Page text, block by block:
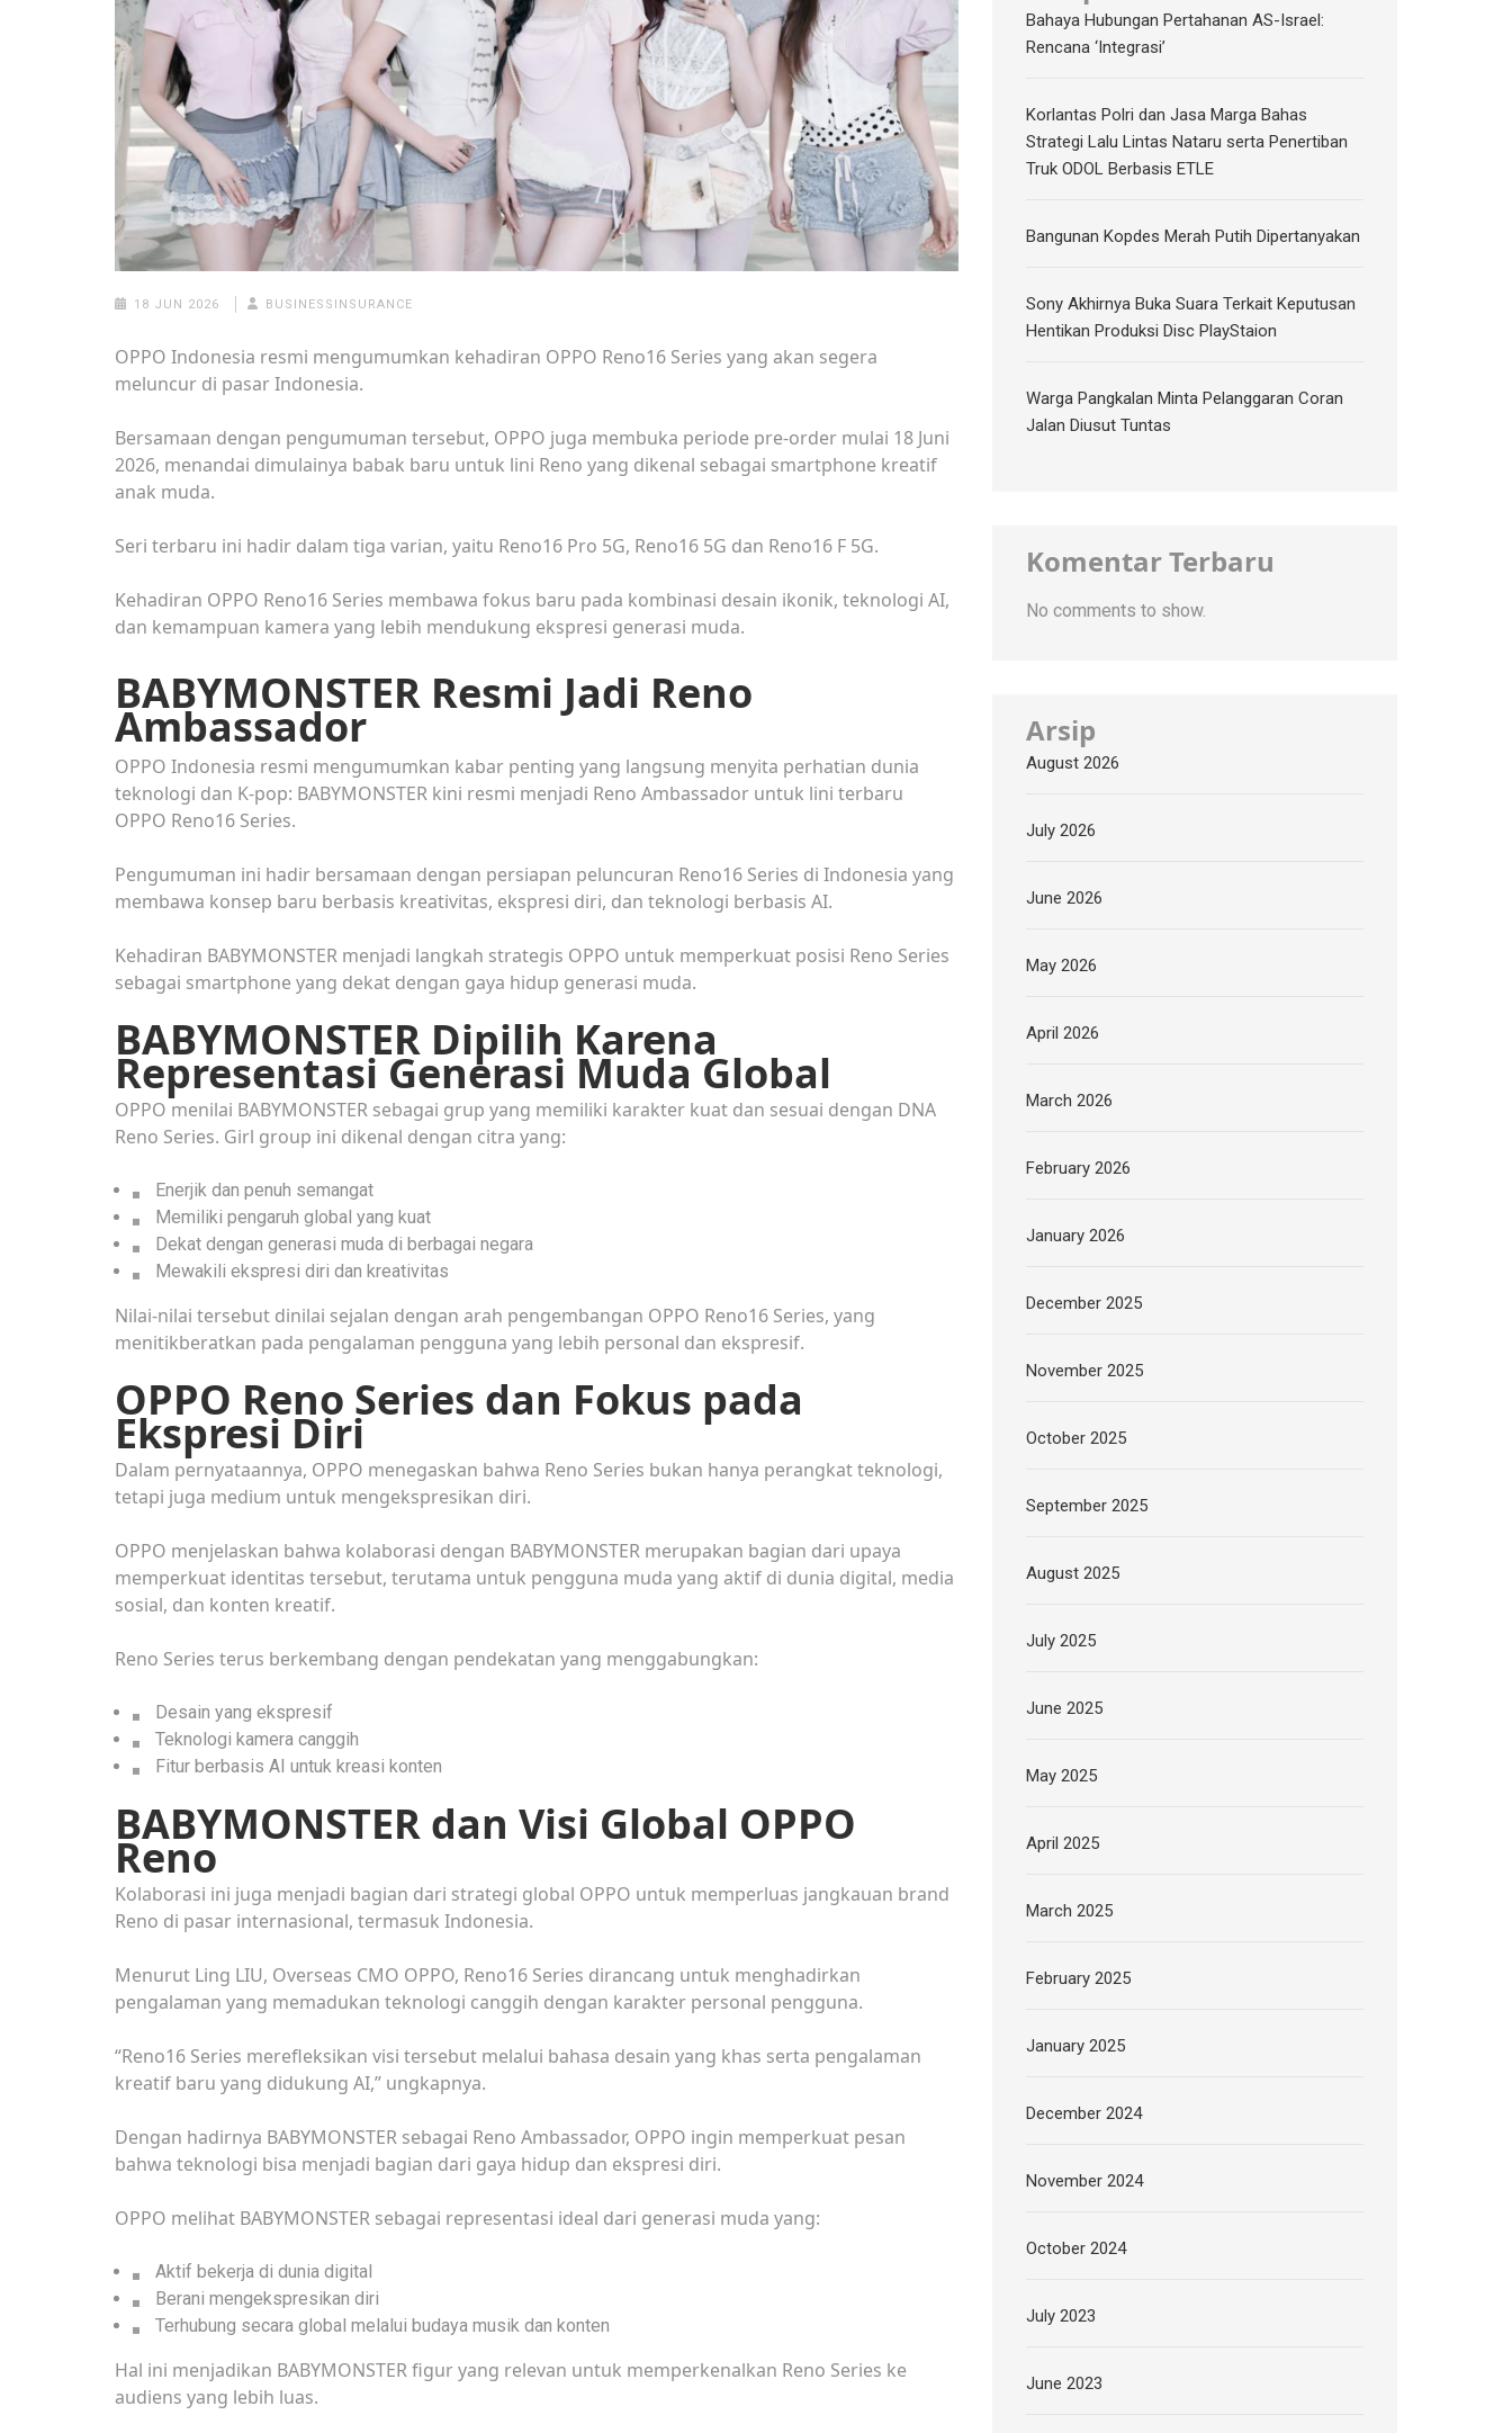
18 JUN 2026 BUSINESSINSURANCE
OPPO Indonesia resmi mengumumkan kehadiran OPPO Reno16 Series yang akan segera
meluncur di pasar Indonesia.
Bersamaan dengan pengumuman tersebut, OPPO juga membuka periode pre-order mulai 18 Juni
2026, menandai dimulainya babak baru untuk lini Reno yang dikenal sebagai smartphone kreatif
anak muda.
Seri terbaru ini hadir dalam tiga varian, yaitu Reno16 Pro 5G, Reno16 5G dan Reno16 F 5G.
Kehadiran OPPO Reno16 Series membawa fokus baru pada kombinasi desain ikonik, teknologi AI,
dan kemampuan kamera yang lebih mendukung ekspresi generasi muda.
BABYMONSTER Resmi Jadi Reno
Ambassador
OPPO Indonesia resmi mengumumkan kabar penting yang langsung menyita perhatian dunia
teknologi dan K-pop: BABYMONSTER kini resmi menjadi Reno Ambassador untuk lini terbaru
OPPO Reno16 Series.
Pengumuman ini hadir bersamaan dengan persiapan peluncuran Reno16 Series di Indonesia yang
membawa konsep baru berbasis kreativitas, ekspresi diri, dan teknologi berbasis AI.
Kehadiran BABYMONSTER menjadi langkah strategis OPPO untuk memperkuat posisi Reno Series
sebagai smartphone yang dekat dengan gaya hidup generasi muda.
BABYMONSTER Dipilih Karena
Representasi Generasi Muda Global
OPPO menilai BABYMONSTER sebagai grup yang memiliki karakter kuat dan sesuai dengan DNA
Reno Series. Girl group ini dikenal dengan citra yang:
Enerjik dan penuh semangat
Memiliki pengaruh global yang kuat
Dekat dengan generasi muda di berbagai negara
Mewakili ekspresi diri dan kreativitas
Nilai-nilai tersebut dinilai sejalan dengan arah pengembangan OPPO Reno16 Series, yang
menitikberatkan pada pengalaman pengguna yang lebih personal dan ekspresif.
OPPO Reno Series dan Fokus pada
Ekspresi Diri
Dalam pernyataannya, OPPO menegaskan bahwa Reno Series bukan hanya perangkat teknologi,
tetapi juga medium untuk mengekspresikan diri.
OPPO menjelaskan bahwa kolaborasi dengan BABYMONSTER merupakan bagian dari upaya
memperkuat identitas tersebut, terutama untuk pengguna muda yang aktif di dunia digital, media
sosial, dan konten kreatif.
Reno Series terus berkembang dengan pendekatan yang menggabungkan:
Desain yang ekspresif
Teknologi kamera canggih
Fitur berbasis AI untuk kreasi konten
BABYMONSTER dan Visi Global OPPO
Reno
Kolaborasi ini juga menjadi bagian dari strategi global OPPO untuk memperluas jangkauan brand
Reno di pasar internasional, termasuk Indonesia.
Menurut Ling LIU, Overseas CMO OPPO, Reno16 Series dirancang untuk menghadirkan
pengalaman yang memadukan teknologi canggih dengan karakter personal pengguna.
“Reno16 Series merefleksikan visi tersebut melalui bahasa desain yang khas serta pengalaman
kreatif baru yang didukung AI,” ungkapnya.
Dengan hadirnya BABYMONSTER sebagai Reno Ambassador, OPPO ingin memperkuat pesan
bahwa teknologi bisa menjadi bagian dari gaya hidup dan ekspresi diri.
OPPO melihat BABYMONSTER sebagai representasi ideal dari generasi muda yang:
Aktif bekerja di dunia digital
Berani mengekspresikan diri
Terhubung secara global melalui budaya musik dan konten
Hal ini menjadikan BABYMONSTER figur yang relevan untuk memperkenalkan Reno Series ke
audiens yang lebih luas.
Bahaya Hubungan Pertahanan AS-Israel:
Rencana ‘Integrasi’
Korlantas Polri dan Jasa Marga Bahas
Strategi Lalu Lintas Nataru serta Penertiban
Truk ODOL Berbasis ETLE
Bangunan Kopdes Merah Putih Dipertanyakan
Sony Akhirnya Buka Suara Terkait Keputusan
Hentikan Produksi Disc PlayStaion
Warga Pangkalan Minta Pelanggaran Coran
Jalan Diusut Tuntas
Komentar Terbaru
No comments to show.
Arsip
August 2026
July 2026
June 2026
May 2026
April 2026
March 2026
February 2026
January 2026
December 2025
November 2025
October 2025
September 2025
August 2025
July 2025
June 2025
May 2025
April 2025
March 2025
February 2025
January 2025
December 2024
November 2024
October 2024
July 2023
June 2023